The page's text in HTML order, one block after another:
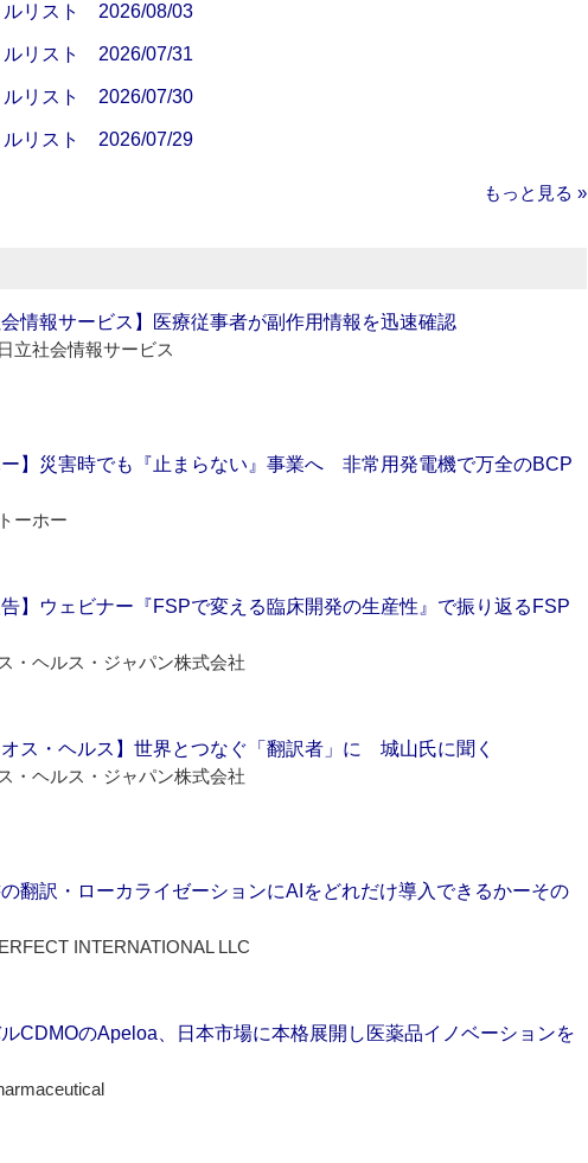
ルリスト 2026/08/03
ルリスト 2026/07/31
ルリスト 2026/07/30
ルリスト 2026/07/29
もっと見る »
会情報サービス】医療従事者が副作用情報を迅速確認
立社会情報サービス
ー】災害時でも『止まらない』事業へ 非常用発電機で万全のBCP
ーホー
告】ウェビナー『FSPで変える臨床開発の生産性』で振り返るFSP
・ヘルス・ジャパン株式会社
オス・ヘルス】世界とつなぐ「翻訳者」に 城山氏に聞く
・ヘルス・ジャパン株式会社
翻訳・ローカライゼーションにAIをどれだけ導入できるかーその
INTERNATIONAL LLC
CDMOのApeloa、日本市場に本格展開し医薬品イノベーションを